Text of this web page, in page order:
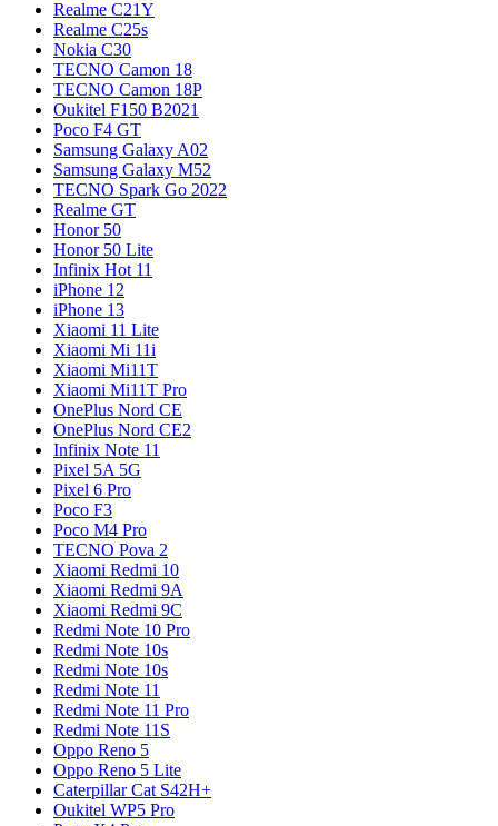
Realme C21Y
Realme C25s
Nokia C30
TECNO Camon 18
TECNO Camon 18P
Oukitel F150 B2021
Poco F4 GT
Samsung Galaxy A02
Samsung Galaxy M52
TECNO Spark Go 2022
Realme GT
Honor 50
Honor 50 Lite
Infinix Hot 11
iPhone 12
iPhone 13
Xiaomi 11 Lite
Xiaomi Mi 11i
Xiaomi Mi11T
Xiaomi Mi11T Pro
OnePlus Nord CE
OnePlus Nord CE2
Infinix Note 11
Pixel 5A 5G
Pixel 6 Pro
Poco F3
Poco M4 Pro
TECNO Pova 2
Xiaomi Redmi 10
Xiaomi Redmi 9A
Xiaomi Redmi 9C
Redmi Note 10 Pro
Redmi Note 10s
Redmi Note 10s
Redmi Note 11
Redmi Note 11 Pro
Redmi Note 11S
Oppo Reno 5
Oppo Reno 5 Lite
Caterpillar Cat S42H+
Oukitel WP5 Pro